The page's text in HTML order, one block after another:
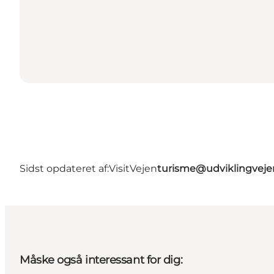
Sidst opdateret af:VisitVejen
Måske også interessant for dig: